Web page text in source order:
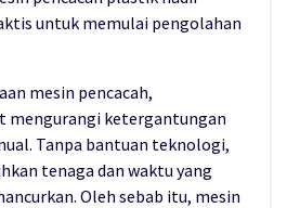
untuk memulai pengolahan
mesin pencacah,
mengurangi ketergantungan
Tanpa bantuan teknologi,
tenaga dan waktu yang
Oleh sebab itu, mesin